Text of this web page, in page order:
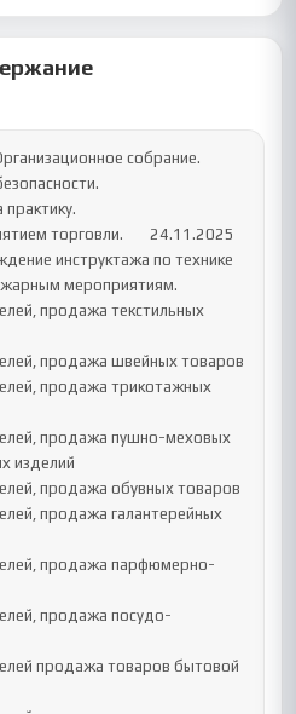
практику.
24.11.2025
мероприятиям.
изделий